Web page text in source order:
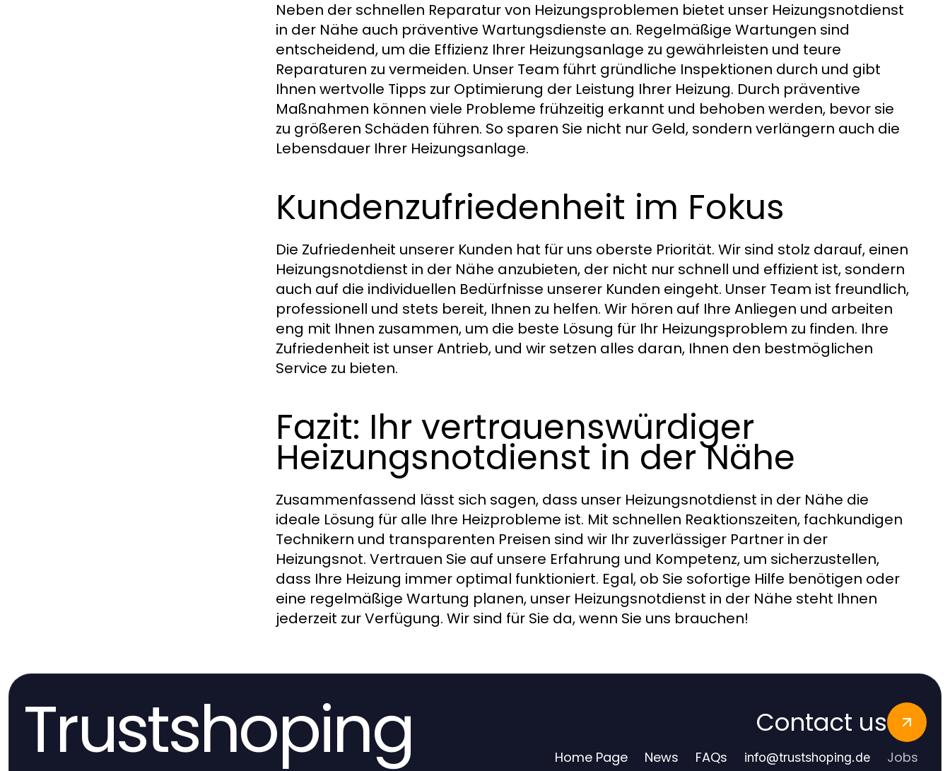
Neben der schnellen Reparatur von Heizungsproblemen bietet unser Heizungsnotdienst
in der Nähe auch präventive Wartungsdienste an. Regelmäßige Wartungen sind
entscheidend, um die Effizienz Ihrer Heizungsanlage zu gewährleisten und teure
Reparaturen zu vermeiden. Unser Team führt gründliche Inspektionen durch und gibt
Ihnen wertvolle Tipps zur Optimierung der Leistung Ihrer Heizung. Durch präventive
Maßnahmen können viele Probleme frühzeitig erkannt und behoben werden, bevor sie
zu größeren Schäden führen. So sparen Sie nicht nur Geld, sondern verlängern auch die
Lebensdauer Ihrer Heizungsanlage.
Kundenzufriedenheit im Fokus
Die Zufriedenheit unserer Kunden hat für uns oberste Priorität. Wir sind stolz darauf, einen
Heizungsnotdienst in der Nähe anzubieten, der nicht nur schnell und effizient ist, sondern
auch auf die individuellen Bedürfnisse unserer Kunden eingeht. Unser Team ist freundlich,
professionell und stets bereit, Ihnen zu helfen. Wir hören auf Ihre Anliegen und arbeiten
eng mit Ihnen zusammen, um die beste Lösung für Ihr Heizungsproblem zu finden. Ihre
Zufriedenheit ist unser Antrieb, und wir setzen alles daran, Ihnen den bestmöglichen
Service zu bieten.
Fazit: Ihr vertrauenswürdiger
Heizungsnotdienst in der Nähe
Zusammenfassend lässt sich sagen, dass unser Heizungsnotdienst in der Nähe die
ideale Lösung für alle Ihre Heizprobleme ist. Mit schnellen Reaktionszeiten, fachkundigen
Technikern und transparenten Preisen sind wir Ihr zuverlässiger Partner in der
Heizungsnot. Vertrauen Sie auf unsere Erfahrung und Kompetenz, um sicherzustellen,
dass Ihre Heizung immer optimal funktioniert. Egal, ob Sie sofortige Hilfe benötigen oder
eine regelmäßige Wartung planen, unser Heizungsnotdienst in der Nähe steht Ihnen
jederzeit zur Verfügung. Wir sind für Sie da, wenn Sie uns brauchen!
Trustshoping Contact us
Home Page News FAQs info@trustshoping.de Jobs